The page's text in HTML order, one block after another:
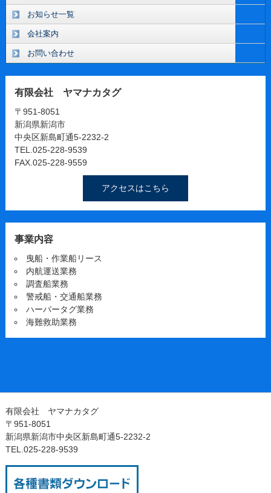
お知らせ一覧
会社案内
お問い合わせ
有限会社 ヤマナカタグ
〒951-8051
新潟県新潟市
中央区新島町通5-2232-2
TEL.025-228-9539
FAX.025-228-9559
アクセスはこちら
事業内容
曳船・作業船リース
内航運送業務
調査船業務
警戒船・交通船業務
ハーバータグ業務
海難救助業務
有限会社 ヤマナカタグ
〒951-8051
新潟県新潟市中央区新島町通5-2232-2
TEL.025-228-9539